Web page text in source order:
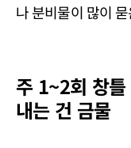
나 분비물이 많이
주 1~2회 창
내는 건 금물